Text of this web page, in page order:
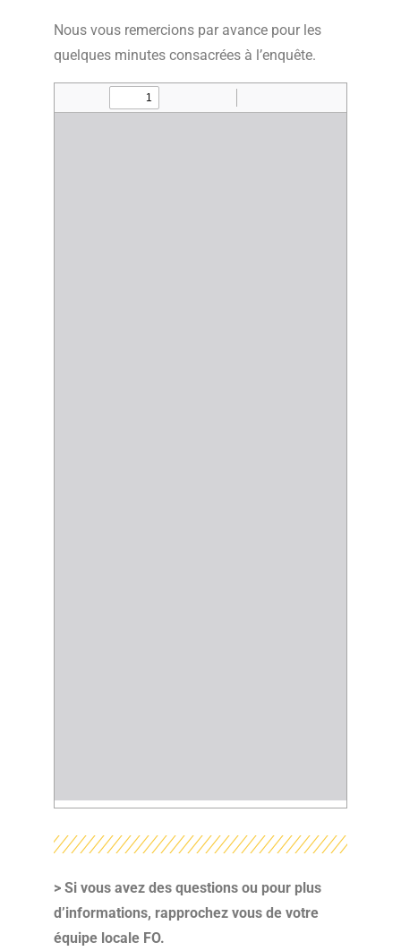
Nous vous remercions par avance pour les
quelques minutes consacrées à l’enquête.
> Si vous avez des questions ou pour plus
d’informations, rapprochez vous de votre
équipe locale FO.